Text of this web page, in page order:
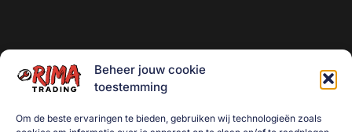
Beheer jouw cookie
toestemming
Om de beste ervaringen te bieden, gebruiken wij technologieën zoals